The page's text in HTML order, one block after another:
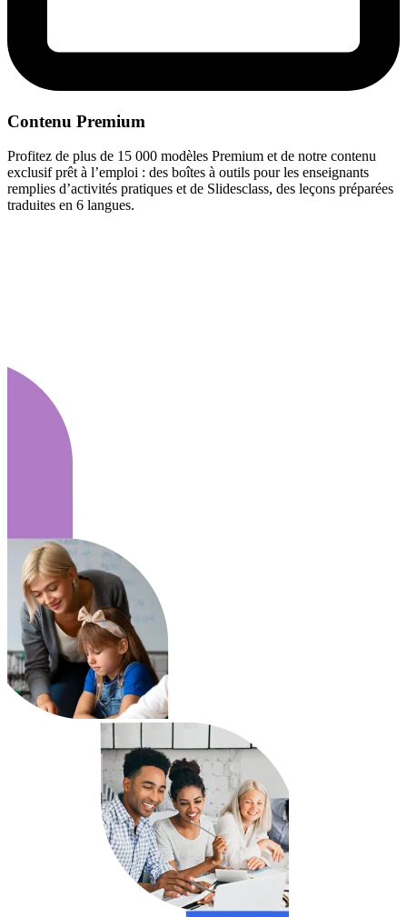
Contenu Premium
Profitez de plus de 15 000 modèles Premium et de notre contenu
exclusif prêt à l’emploi : des boîtes à outils pour les enseignants
remplies d’activités pratiques et de Slidesclass, des leçons préparées
traduites en 6 langues.